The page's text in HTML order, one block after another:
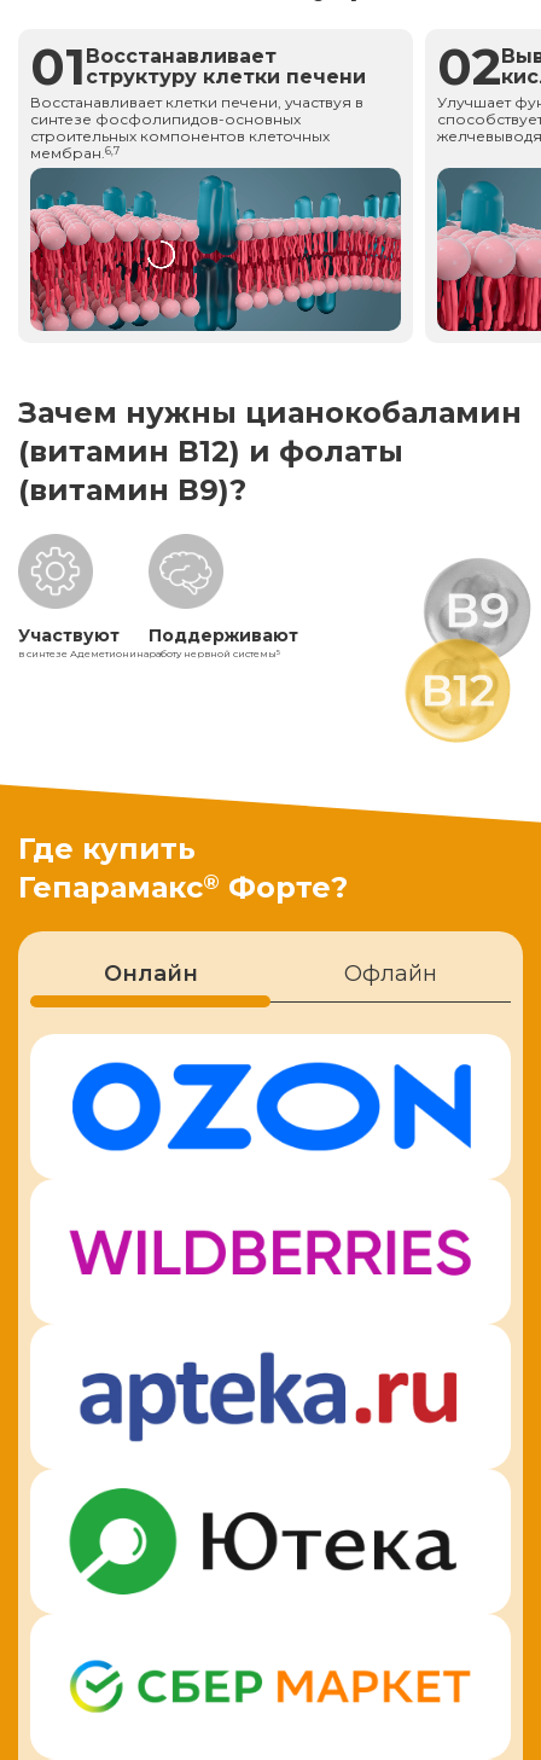
01 Восстанавливает
структуру клетки печени
Восстанавливает клетки печени, участвуя в
синтезе фосфолипидов-основных
строительных компонентов клеточных
мембран.6,7
02
Улучшает
Зачем нужны цианокобаламин
(витамин В12) и фолаты
(витамин В9)?
Участвуют
в синтезе Адеметионина
Поддерживают
работу нервной системы5
Где купить
Гепарамакс® Форте?
Онлайн Офлайн